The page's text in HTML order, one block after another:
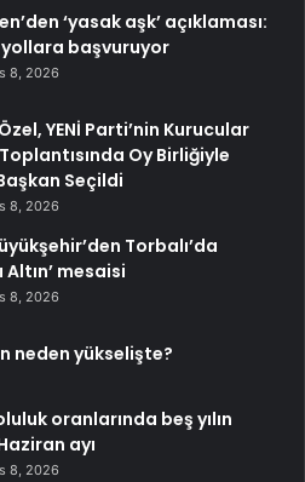
‘yasak aşk’ açıklaması:
yollara başvuruyor
8, 2026
YENİ Parti’nin Kurucular
Oy Birliğiyle
Seçildi
8, 2026
Torbalı’da
Altın’ mesaisi
8, 2026
neden yükselişte?
oranlarında beş yılın
ayı
8, 2026